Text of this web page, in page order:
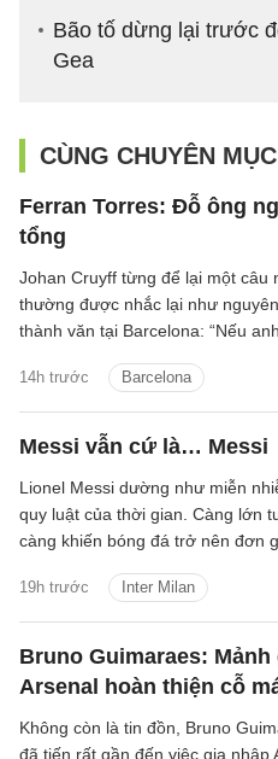
Bão tố dừng lại trước
Gea
CÙNG CHUYÊN MỤC
Ferran Torres: Đỗ ông
tổng
14h trước Barcelona
Johan Cruyff từng để lại một câu
thường được nhắc lại như
thành văn tại Barcelona: “Nếu
Barcelona, anh không còn hữu ích
chúng tôi nữa.”
Messi vẫn cứ là… Messi
19h trước Inter Milan
Lionel Messi dường như miễn
quy luật của thời gian. Càng lớn
càng khiến bóng đá trở nên đơn
hay solo xuyên qua cả hàng thủ,
người Argentina đang chinh phục
đấu bằng cảm quan không gian,
đúng thời điểm và đưa ra những
định gần như hoàn hảo.
Bruno Guimaraes:
Arsenal hoàn thiện cỗ
Không còn là tin đồn, Bruno
đã tiến rất gần đến việc gia nhập